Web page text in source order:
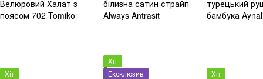
Хіт
Хіт
Ексклюзив
Хіт